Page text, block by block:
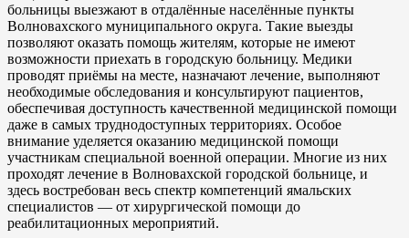
больницы выезжают в отдалённые населённые пункты
Волновахского муниципального округа. Такие выезды
позволяют оказать помощь жителям, которые не имеют
возможности приехать в городскую больницу. Медики
проводят приёмы на месте, назначают лечение, выполняют
необходимые обследования и консультируют пациентов,
обеспечивая доступность качественной медицинской помощи
даже в самых труднодоступных территориях. Особое
внимание уделяется оказанию медицинской помощи
участникам специальной военной операции. Многие из них
проходят лечение в Волновахской городской больнице, и
здесь востребован весь спектр компетенций ямальских
специалистов — от хирургической помощи до
реабилитационных мероприятий.